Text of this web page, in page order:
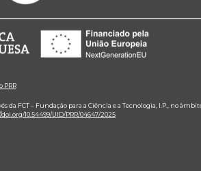
PRR
FCT – Fundação para a Ciência e a Tecnologia, I.P., no
10.54499/UID/PRR/04647/2025